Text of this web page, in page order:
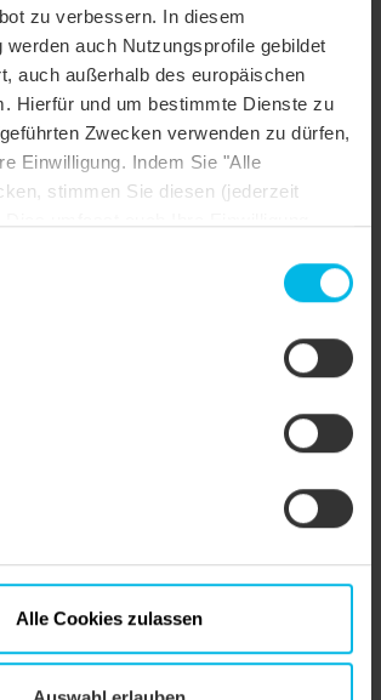
zu verbessern. In diesem
werden auch Nutzungsprofile gebildet
auch außerhalb des europäischen
Hierfür und um bestimmte Dienste zu
Zwecken verwenden zu dürfen,
Einwilligung. Indem Sie "Alle
stimmen Sie diesen (jederzeit
oder die Datenverarbeitung
Alle Cookies zulassen
Tegole
Casa unifamiliare
Tetto a due falde
rosso smaltato
Tegola uscita tubo, Tegola uscita tubo,